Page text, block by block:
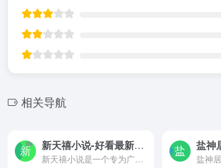
相关导航
新天禧小说-好看最新小说在线免费阅读